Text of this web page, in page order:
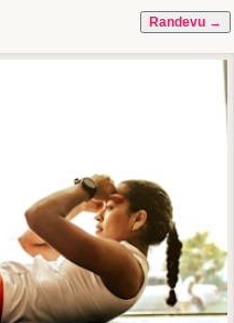
Randevu →